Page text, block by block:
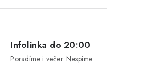
Infolinka do 20:00
Poradíme i večer. Nespíme